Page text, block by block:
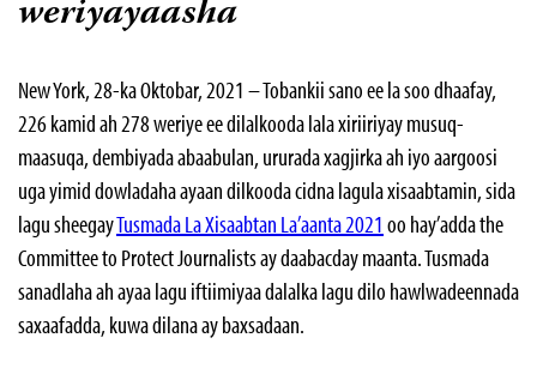
weriyayaasha
New York, 28-ka Oktobar, 2021 – Tobankii sano ee la soo dhaafay,
226 kamid ah 278 weriye ee dilalkooda lala xiriiriyay musuq-
maasuqa, dembiyada abaabulan, ururada xagjirka ah iyo aargoosi
uga yimid dowladaha ayaan dilkooda cidna lagula xisaabtamin, sida
lagu sheegayTusmada La Xisaabtan La’aanta 2021 oo hay’adda the
Committee to Protect Journalists ay daabacday maanta. Tusmada
sanadlaha ah ayaa lagu iftiimiyaa dalalka lagu dilo hawlwadeennada
saxaafadda, kuwa dilana ay baxsadaan.